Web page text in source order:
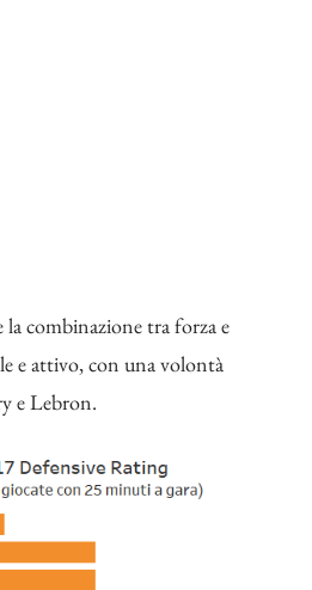
la combinazione tra forza e
e attivo, con una volontà
e Lebron.